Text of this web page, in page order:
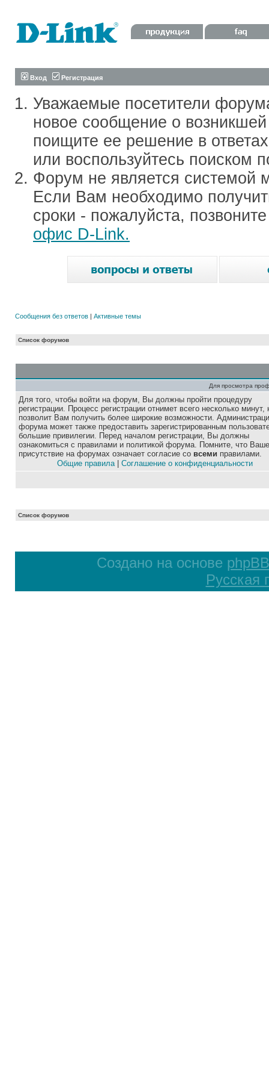
Вход Регистрация
Уважаемые посетители
новое сообщение о
поищите ее решение в
или воспользуйтесь поиском
Форум не является системой
Если Вам необходимо
сроки - пожалуйста,
офис D-Link.
Сообщения без ответов | Активные темы
Список форумов
Для просмотра
Для того, чтобы войти на форум, Вы должны пройти процедуру
регистрации. Процесс регистрации отнимет всего несколько минут,
позволит Вам получить более широкие возможности.
форума может также предоставить зарегистрированным
большие привилегии. Перед началом регистрации, Вы должны
ознакомиться с правилами и политикой форума. Помните, что Ваше
присутствие на форумах означает согласие со всеми правилами.
Общие правила| Соглашение о конфиденциальности
Список форумов
Создано на основе phpBB
Русская